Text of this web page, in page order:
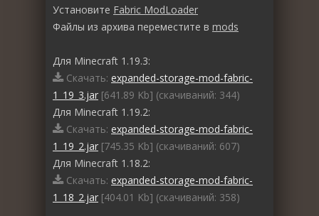
Установите Fabric ModLoader
Файлы из архива переместите в mods
Для Minecraft 1.19.3:
Скачать: expanded-storage-mod-fabric-
1_19_3.jar [641.89 Kb] (cкачиваний: 344)
Для Minecraft 1.19.2:
Скачать: expanded-storage-mod-fabric-
1_19_2.jar [745.35 Kb] (cкачиваний: 607)
Для Minecraft 1.18.2:
Скачать: expanded-storage-mod-fabric-
1_18_2.jar [404.01 Kb] (cкачиваний: 358)